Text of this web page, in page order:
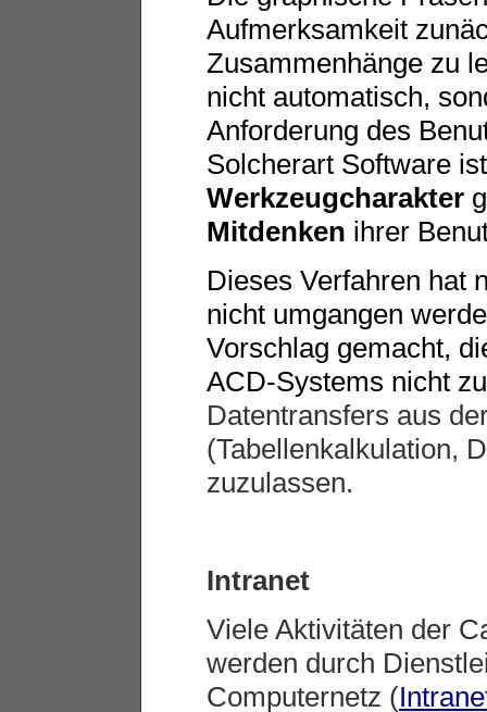
Aufmerksamkeit
Zusammenhänge zu
nicht automatisch,
Anforderung des
Solcherart Software
Werkzeugcharakter
Mitdenken ihrer
Dieses Verfahren hat
nicht umgangen
Vorschlag gemacht,
ACD-Systems nicht
Datentransfers aus
(Tabellenkalkulation,
zuzulassen.
Intranet
Viele Aktivitäten der
werden durch
Computernetz (